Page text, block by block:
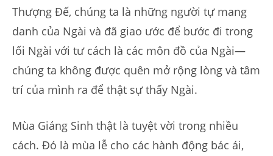
Thượng Đế, chúng ta là những người tự mang
danh của Ngài và đã giao ước để bước đi trong
lối Ngài với tư cách là các môn đồ của Ngài—
chúng ta không được quên mở rộng lòng và tâm
trí của mình ra để thật sự thấy Ngài.
Mùa Giáng Sinh thật là tuyệt vời trong nhiều
cách. Đó là mùa lễ cho các hành động bác ái,